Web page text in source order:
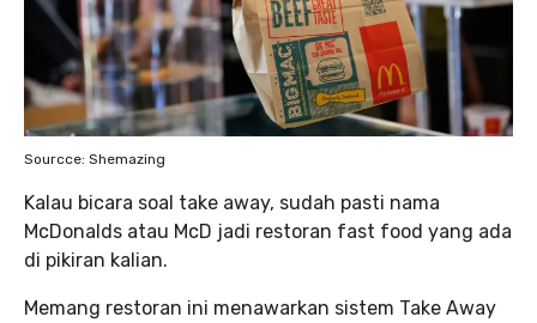
Sourcce: Shemazing
Kalau bicara soal take away, sudah pasti nama
McDonalds atau McD jadi restoran fast food yang ada
di pikiran kalian.
Memang restoran ini menawarkan sistem Take Away